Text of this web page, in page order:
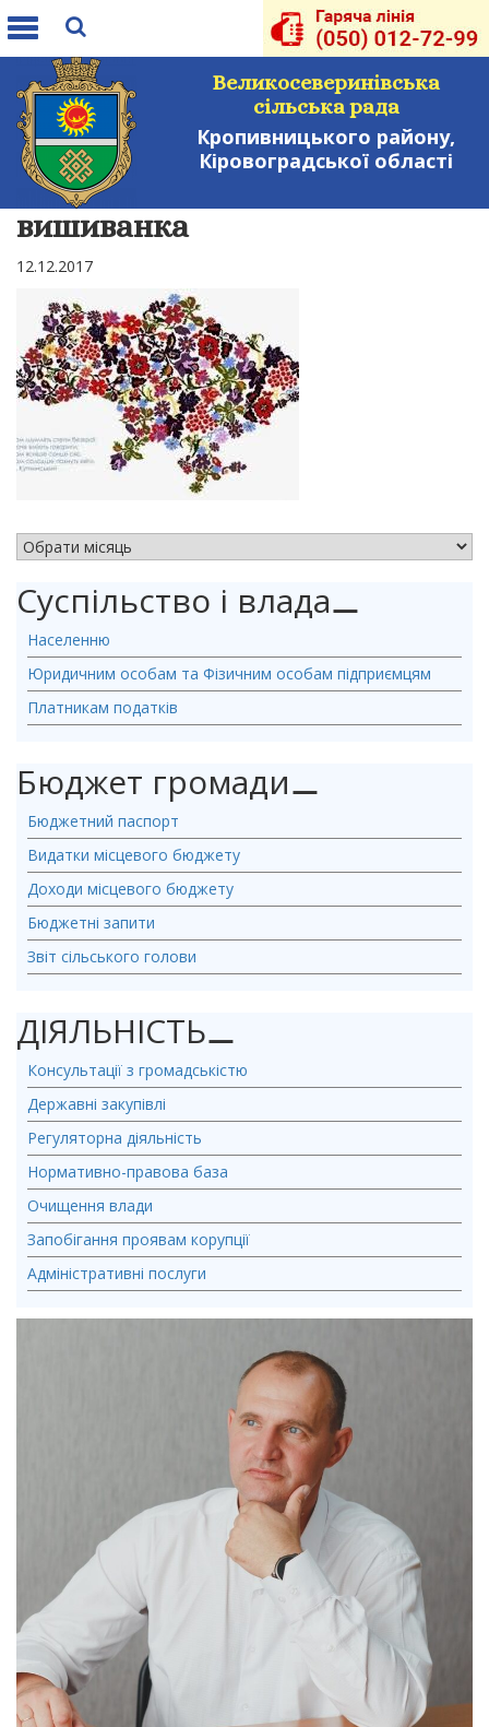
Toggle
Великосеверинівська
сільська рада
Кропивницького району,
Кіровоградської області
вишиванка
12.12.2017
Суспільство і влада⚊
Населенню
Юридичним особам та Фізичним особам підприємцям
Платникам податків
Бюджет громади⚊
Бюджетний паспорт
Видатки місцевого бюджету
Доходи місцевого бюджету
Бюджетні запити
Звіт сільського голови
ДІЯЛЬНІСТЬ⚊
Консультації з громадськістю
Державні закупівлі
Регуляторна діяльність
Нормативно-правова база
Очищення влади
Запобігання проявам корупції
Адміністративні послуги